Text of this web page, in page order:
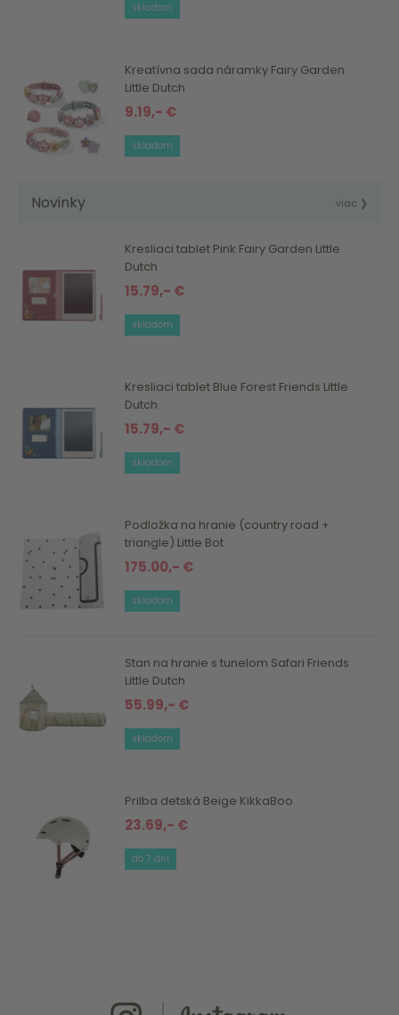
skladom
Kreatívna sada náramky Fairy Garden
Little Dutch
9.19,- €
skladom
Novinky viac ❯
Kresliaci tablet Pink Fairy Garden Little
Dutch
15.79,- €
skladom
Kresliaci tablet Blue Forest Friends Little
Dutch
15.79,- €
skladom
Podložka na hranie (country road +
triangle) Little Bot
175.00,- €
skladom
Stan na hranie s tunelom Safari Friends
Little Dutch
55.99,- €
skladom
Prilba detská Beige KikkaBoo
23.69,- €
do 7 dní